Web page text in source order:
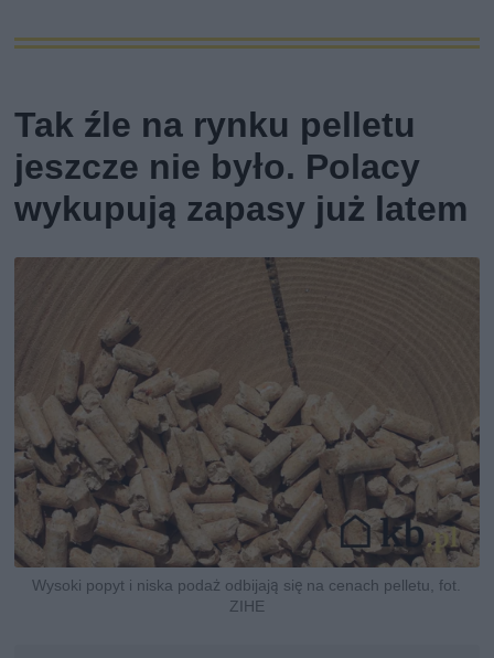
Tak źle na rynku pelletu
jeszcze nie było. Polacy
wykupują zapasy już latem
Wysoki popyt i niska podaż odbijają się na cenach pelletu, fot.
ZIHE